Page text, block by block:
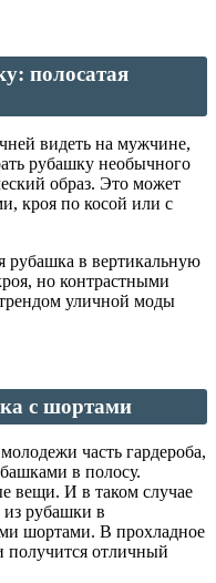
полосатая
видеть на мужчине,
рубашку необычного
образ. Это может
кроя по косой или с
рубашка в вертикальную
но контрастными
уличной моды
с шортами
часть гардероба,
в полосу.
вещи. И в таком случае
из рубашки в
шортами. В прохладное
получится отличный